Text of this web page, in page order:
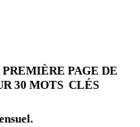
PAGE DE
30 MOTS CLÉS